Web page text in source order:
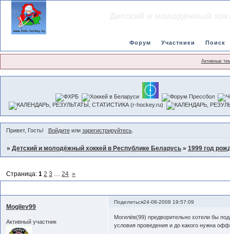
Форум Участники Поиск
Активные
Привет, Гость! Войдитеили зарегистрируйтесь.
»Детский и молодёжный хоккей в Республике Беларусь »1999 год
Страница:1 2 3 … 24 »
Поделиться24-08-2008 19:57:09
Mogilev99
Активный участник
Могилёв(99) предворительно хотели бы
условия проведения и до какого нужна